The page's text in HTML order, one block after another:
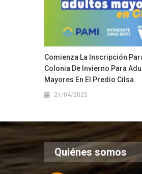
Comienza La Inscripción
Colonia De Invierno Para
Mayores En El Predio Cilsa
21/04/2025
Quiénes somos